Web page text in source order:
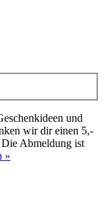
und
wir dir einen 5,-
Abmeldung ist
»